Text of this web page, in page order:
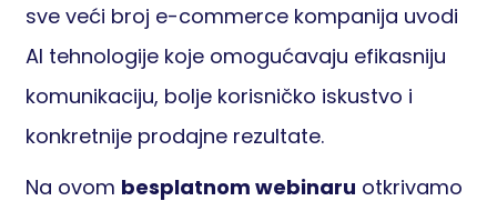
sve veći broj e-commerce kompanija uvodi
AI tehnologije koje omogućavaju efikasniju
komunikaciju, bolje korisničko iskustvo i
konkretnije prodajne rezultate.
Na ovom besplatnom webinaru otkrivamo